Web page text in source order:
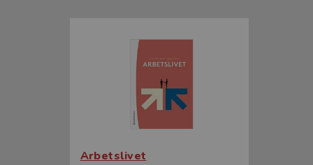
Arbetslivet